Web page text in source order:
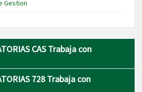
Gestion
CAS Trabaja con
728 Trabaja con